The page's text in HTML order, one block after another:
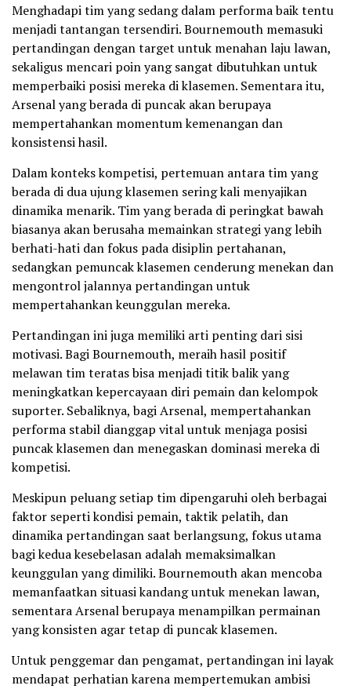
Menghadapi tim yang sedang dalam performa baik tentu
menjadi tantangan tersendiri. Bournemouth memasuki
pertandingan dengan target untuk menahan laju lawan,
sekaligus mencari poin yang sangat dibutuhkan untuk
memperbaiki posisi mereka di klasemen. Sementara itu,
Arsenal yang berada di puncak akan berupaya
mempertahankan momentum kemenangan dan
konsistensi hasil.
Dalam konteks kompetisi, pertemuan antara tim yang
berada di dua ujung klasemen sering kali menyajikan
dinamika menarik. Tim yang berada di peringkat bawah
biasanya akan berusaha memainkan strategi yang lebih
berhati-hati dan fokus pada disiplin pertahanan,
sedangkan pemuncak klasemen cenderung menekan dan
mengontrol jalannya pertandingan untuk
mempertahankan keunggulan mereka.
Pertandingan ini juga memiliki arti penting dari sisi
motivasi. Bagi Bournemouth, meraih hasil positif
melawan tim teratas bisa menjadi titik balik yang
meningkatkan kepercayaan diri pemain dan kelompok
suporter. Sebaliknya, bagi Arsenal, mempertahankan
performa stabil dianggap vital untuk menjaga posisi
puncak klasemen dan menegaskan dominasi mereka di
kompetisi.
Meskipun peluang setiap tim dipengaruhi oleh berbagai
faktor seperti kondisi pemain, taktik pelatih, dan
dinamika pertandingan saat berlangsung, fokus utama
bagi kedua kesebelasan adalah memaksimalkan
keunggulan yang dimiliki. Bournemouth akan mencoba
memanfaatkan situasi kandang untuk menekan lawan,
sementara Arsenal berupaya menampilkan permainan
yang konsisten agar tetap di puncak klasemen.
Untuk penggemar dan pengamat, pertandingan ini layak
mendapat perhatian karena mempertemukan ambisi